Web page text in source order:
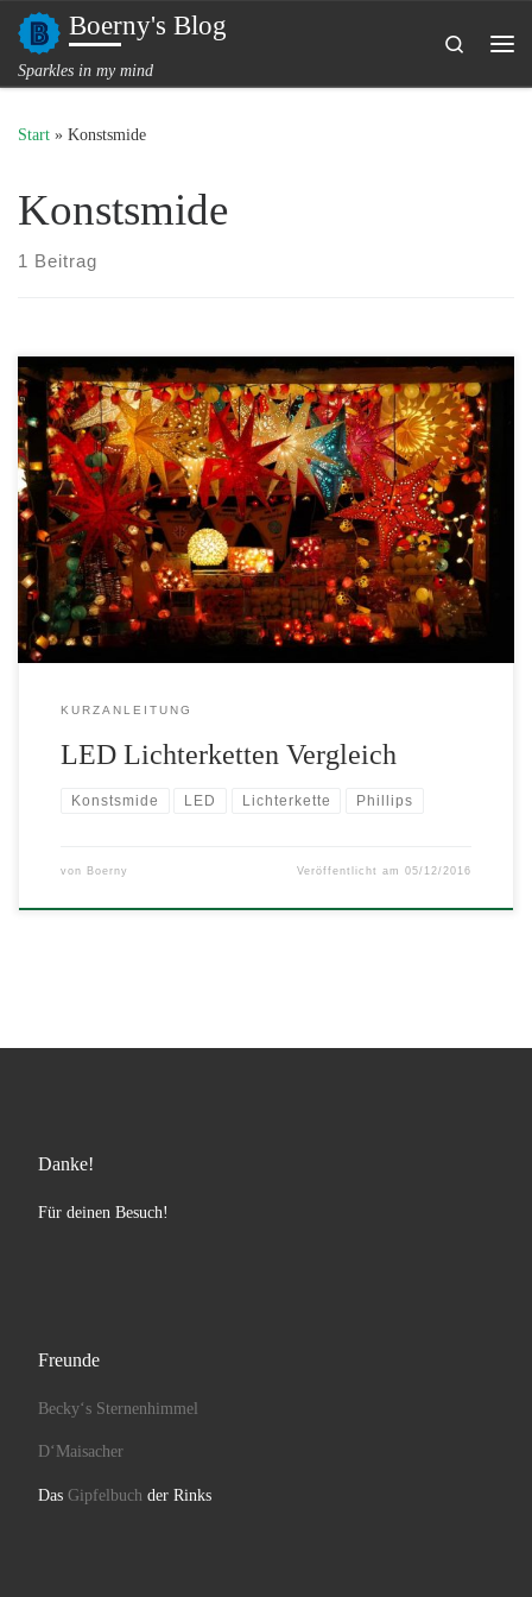
Zum Inhalt springen
Boerny's Blog
Sparkles in my mind
Search
Start » Konstsmide
Konstsmide
1 Beitrag
LED Lichterkette gibt es in verschiedenen Lichtfarben? Welche
passt wohl am besten?
KURZANLEITUNG
LED Lichterketten Vergleich
Konstsmide LED Lichterkette Phillips
von Boerny Veröffentlicht am05/12/2016
Danke!
Für deinen Besuch!
Freunde
Becky‘s Sternenhimmel
D‘Maisacher
Das Gipfelbuchder Rinks